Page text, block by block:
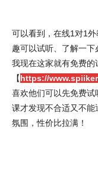
可以看到，在线1对1
趣可以试听、了解一
我现在这家就有免费的
【https://
喜欢他们可以先免费试
课才发现不合适又不
氛围，性价比拉满！